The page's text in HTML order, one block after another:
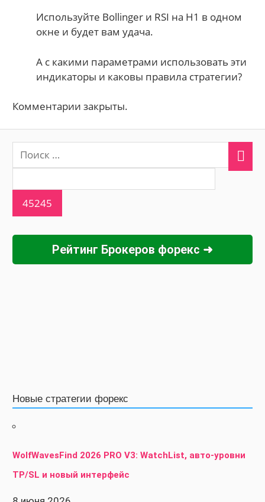
Используйте Bollinger и RSI на H1 в одном
окне и будет вам удача.
А с какими параметрами использовать эти
индикаторы и каковы правила стратегии?
Комментарии закрыты.
Рейтинг Брокеров форекс ➜
Новые стратегии форекс
WolfWavesFind 2026 PRO V3: WatchList, авто-уровни
TP/SL и новый интерфейс